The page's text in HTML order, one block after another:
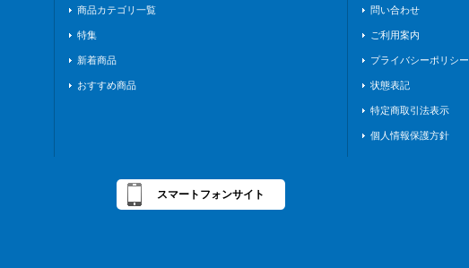
商品カテゴリ一覧
特集
新着商品
おすすめ商品
問い合わせ
ご利用案内
プライバシーポリシー
状態表記
特定商取引法表示
個人情報保護方針
スマートフォンサイト